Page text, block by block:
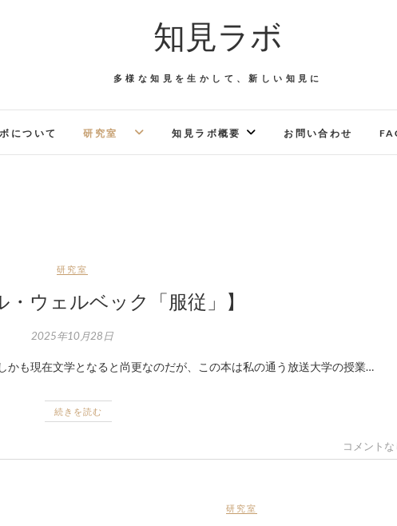
知見ラボ
多様な知見を生かして、新しい知見に
について 研究室 知見ラボ概要 お問い合わせ
研究室
・ウェルベック「服従」】
2025年10月28日
かも現在文学となると尚更なのだが、この本は私の通う放送大学の授業…
続きを読む
コメントな
研究室